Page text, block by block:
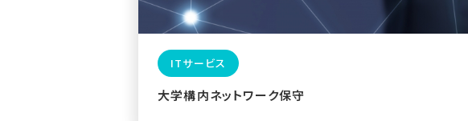
ITサービス
大学構内ネットワーク保守